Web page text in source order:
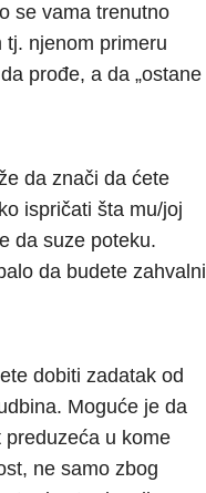
se vama trenutno
njenom primeru
prođe, a da „ostane
da znači da ćete
ispričati šta mu/joj
da suze poteku.
da budete zahvalni
dobiti zadatak od
Moguće je da
u kome
ne samo zbog